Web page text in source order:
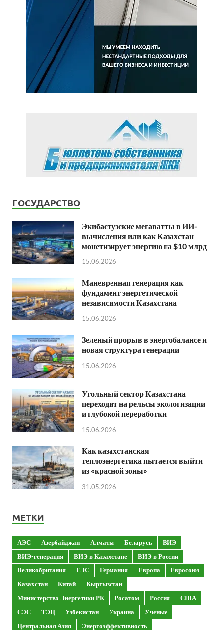
ГОСУДАРСТВО
Экибастузские мегаватты в ИИ-
вычисления или как Казахстан
монетизирует энергию на $10 млрд
15.06.2026
Маневренная генерация как
фундамент энергетической
независимости Казахстана
15.06.2026
Зеленый прорыв в энергобалансе и
новая структура генерации
15.06.2026
Угольный сектор Казахстана
переходит на рельсы экологизации
и глубокой переработки
15.06.2026
Как казахстанская
теплоэнергетика пытается выйти
из «красной зоны»
31.05.2026
МЕТКИ
АЭС Азербайджан Алматы Беларусь
ВИЭ
ВИЭ-генерация
ВИЭ в Казахстане
ВИЭ в России
Великобритания
ГЭС Германия Европа
Евросоюз
Казахстан
Китай
Кыргызстан
Министерство Энергетики РК
Росатом Россия
США
СЭС
ТЭЦ Узбекистан Украина
Ученые
Центральная Азия
Энергоэффективность